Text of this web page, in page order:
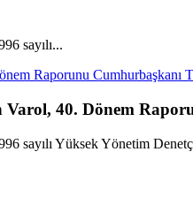
sayılı...
Raporunu Cumhurbaşkanı
40. Dönem
sayılı Yüksek Yönetim